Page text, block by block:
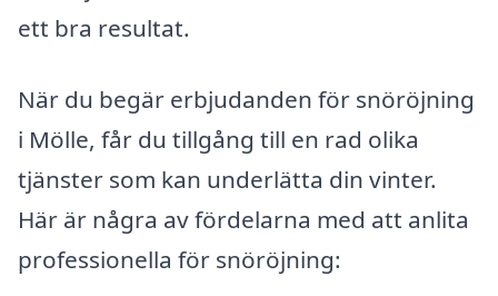
ett bra resultat.
När du begär erbjudanden för snöröjning
i Mölle, får du tillgång till en rad olika
tjänster som kan underlätta din vinter.
Här är några av fördelarna med att anlita
professionella för snöröjning: